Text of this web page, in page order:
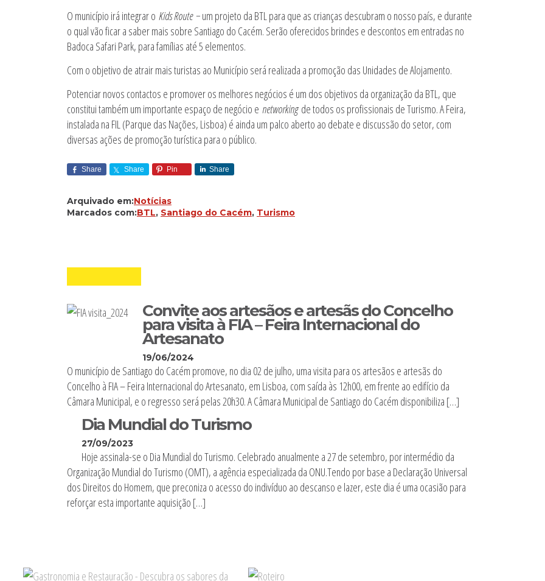
O município irá integrar o Kids Route− um projeto da BTL para que as crianças descubram o nosso país, e durante
o qual vão ficar a saber mais sobre Santiago do Cacém. Serão oferecidos brindes e descontos em entradas no
Badoca Safari Park, para famílias até 5 elementos.
Com o objetivo de atrair mais turistas ao Município será realizada a promoção das Unidades de Alojamento.
Potenciar novos contactos e promover os melhores negócios é um dos objetivos da organização da BTL, que
constitui também um importante espaço de negócio e networkingde todos os profissionais de Turismo. A Feira,
instalada na FIL (Parque das Nações, Lisboa) é ainda um palco aberto ao debate e discussão do setor, com
diversas ações de promoção turística para o público.
Share Share Pin Share
Arquivado em:Notícias
Marcados com:BTL, Santiago do Cacém, Turismo
Convite aos artesãos e artesãs do Concelho
para visita à FIA – Feira Internacional do
Artesanato
19/06/2024
O município de Santiago do Cacém promove, no dia 02 de julho, uma visita para os artesãos e artesãs do
Concelho à FIA – Feira Internacional do Artesanato, em Lisboa, com saída às 12h00, em frente ao edifício da
Câmara Municipal, e o regresso será pelas 20h30. A Câmara Municipal de Santiago do Cacém disponibiliza […]
Dia Mundial do Turismo
27/09/2023
Hoje assinala-se o Dia Mundial do Turismo. Celebrado anualmente a 27 de setembro, por intermédio da
Organização Mundial do Turismo (OMT), a agência especializada da ONU.Tendo por base a Declaração Universal
dos Direitos do Homem, que preconiza o acesso do indivíduo ao descanso e lazer, este dia é uma ocasião para
reforçar esta importante aquisição […]